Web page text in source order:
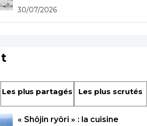
30/07/2026
Les plus partagés Les plus scrutés
« Shôjin ryôri » : la cuisine